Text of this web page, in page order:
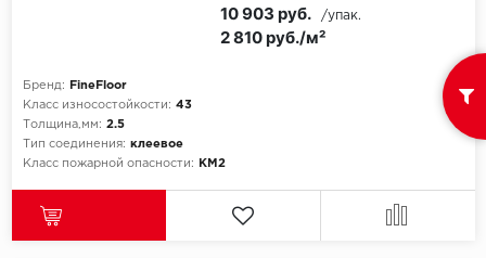
Бренд:
FineFloor
Класс износостойкости: 43
Толщина,мм: 2.5
Тип соединения: клеевое
Класс пожарной опасности:
КМ2
2 810 руб./м²
10 903 руб. /упак.